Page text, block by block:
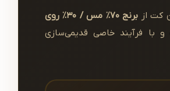
کت از برنج ۷۰٪ مس / ۳۰٪ روی
با فرآیند خاصی قدیمی‌سازی